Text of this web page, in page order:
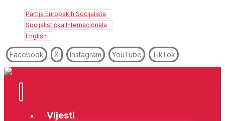
Partija Europskih Socijalista
Socijalistička Internacionala
English
Facebook X Instagram YouTube TikTok
Vijesti